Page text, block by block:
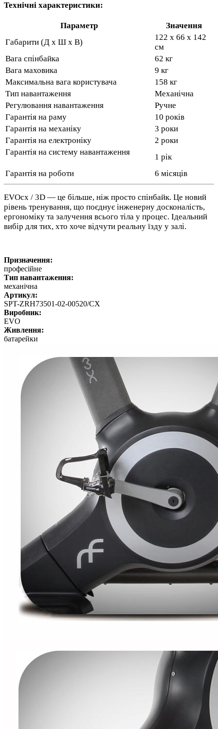
Технічні характеристики:
Параметр
Значення
Габарити (Д x Ш x В)
122 x 66 x 142
см
Вага спінбайка
62 кг
Вага маховика
9 кг
Максимальна вага користувача
158 кг
Тип навантаження
Механічна
Регулювання навантаження
Ручне
Гарантія на раму
10 років
Гарантія на механіку
3 роки
Гарантія на електроніку
2 роки
Гарантія на систему навантаження
1 рік
Гарантія на роботи
6 місяців
EVOcx / 3D — це більше, ніж просто спінбайк. Це новий
рівень тренування, що поєднує інженерну досконалість,
ергономіку та залучення всього тіла у процес. Ідеальний
вибір для тих, хто хоче відчути реальну їзду у залі.
Призначення:
професійне
Тип навантаження:
механічна
Артикул:
SPT-ZRH73501-02-00520/CX
Виробник:
EVO
Живлення:
батарейки